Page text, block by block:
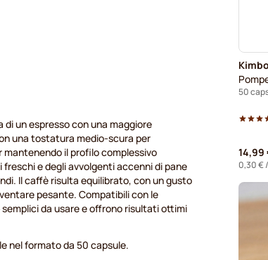
Kimbo
50
14,99
0,30 €
di un espresso con una maggiore
una tostatura medio-scura per
il profilo complessivo
e degli avvolgenti accenni di pane
Il caffè risulta equilibrato, con un gusto
pesante. Compatibili con le
da usare e offrono risultati ottimi
nel formato da 50 capsule.